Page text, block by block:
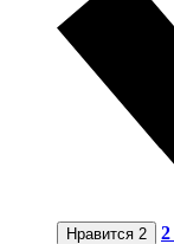
Нравится 2 2